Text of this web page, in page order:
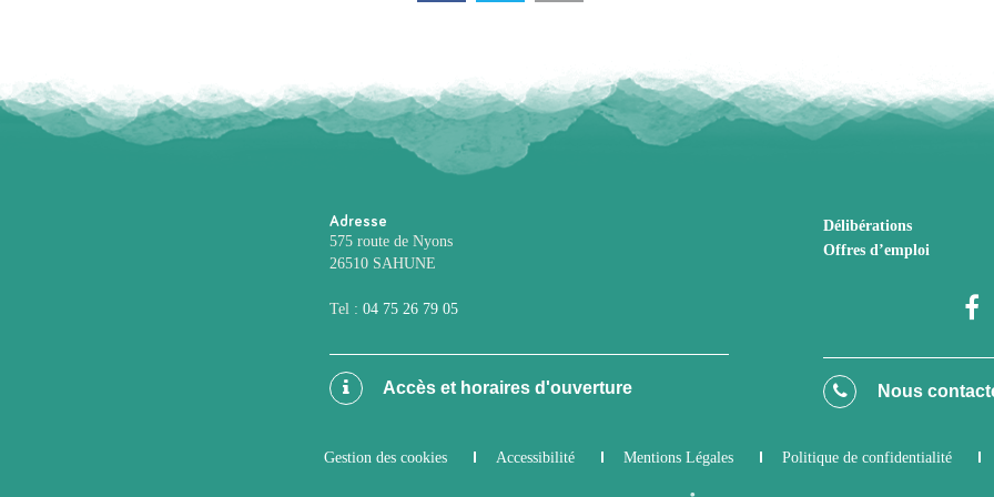
Adresse
575 route de Nyons
26510 SAHUNE
Tel : 04 75 26 79 05
Accès et horaires d'ouverture
Délibérations
Offres d’emploi
Nous
Gestion des cookies Accessibilité Mentions Légales Politique de confidentialité